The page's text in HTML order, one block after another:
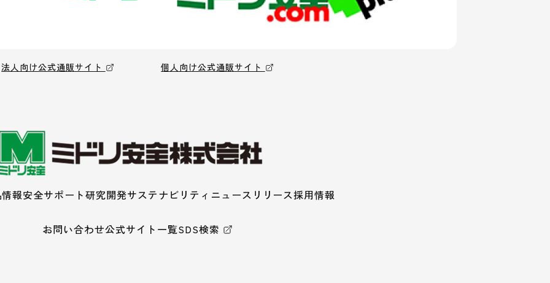
法人向け公式通販サイト 個人向け公式通販サイト
報安全サポート研究開発サステナビリティ ニュースリリース採用情報
お問い合わせ公式サイト一覧SDS検索